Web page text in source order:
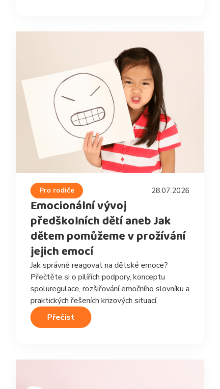
Pro rodiče 28.07.2026
Emocionální vývoj
předškolních dětí aneb Jak
dětem pomůžeme v prožívání
jejich emocí
Jak správně reagovat na dětské emoce?
Přečtěte si o pilířích podpory, konceptu
spoluregulace, rozšiřování emočního slovníku a
praktických řešeních krizových situací.
Přečíst